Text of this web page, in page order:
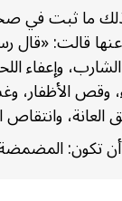
ما ثبت في
قالت: «قال
وإعفاء
وقص الأظفار،
العانة،
أن تكون: